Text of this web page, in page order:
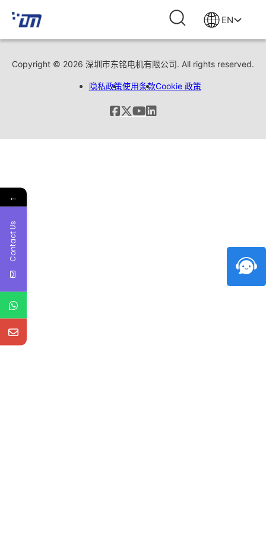
EN
Copyright © 2026 深圳市东铭电机有限公司. All rights reserved.
隐私政策使用条款Cookie 政策
←
Contact Us